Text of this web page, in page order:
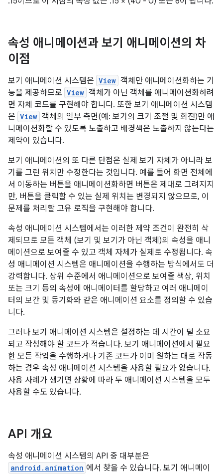
속성 애니메이션과 보기 애니메이션의 차
이점
보기 애니메이션 시스템은 View 객체만 애니메이션화하는 기
능을 제공하므로 View 객체가 아닌 객체를 애니메이션화하려
면 자체 코드를 구현해야 합니다. 또한 보기 애니메이션 시스템
은 View 객체의 일부 측면(예: 보기의 크기 조절 및 회전)만 애
니메이션화할 수 있도록 노출하고 배경색은 노출하지 않는다는
제약이 있습니다.
보기 애니메이션의 또 다른 단점은 실제 보기 자체가 아니라 보
기를 그린 위치만 수정한다는 것입니다. 예를 들어 화면 전체에
서 이동하는 버튼을 애니메이션화하면 버튼은 제대로 그려지지
만, 버튼을 클릭할 수 있는 실제 위치는 변경되지 않으므로, 이
문제를 처리할 고유 로직을 구현해야 합니다.
속성 애니메이션 시스템에서는 이러한 제약 조건이 완전히 삭
제되므로 모든 객체 (보기 및 보기가 아닌 객체)의 속성을 애니
메이션으로 보여줄 수 있고 객체 자체가 실제로 수정됩니다. 속
성 애니메이션 시스템은 애니메이션을 수행하는 방식에서도 더
강력합니다. 상위 수준에서 애니메이션으로 보여줄 색상, 위치
또는 크기 등의 속성에 애니메이터를 할당하고 여러 애니메이
터의 보간 및 동기화와 같은 애니메이션 요소를 정의할 수 있습
니다.
그러나 보기 애니메이션 시스템은 설정하는 데 시간이 덜 소요
되고 작성해야 할 코드가 적습니다. 보기 애니메이션에서 필요
한 모든 작업을 수행하거나 기존 코드가 이미 원하는 대로 작동
하는 경우 속성 애니메이션 시스템을 사용할 필요가 없습니다.
사용 사례가 생기면 상황에 따라 두 애니메이션 시스템을 모두
사용할 수도 있습니다.
API 개요
속성 애니메이션 시스템의 API 중 대부분은
android.animation 에서 찾을 수 있습니다. 보기 애니메이